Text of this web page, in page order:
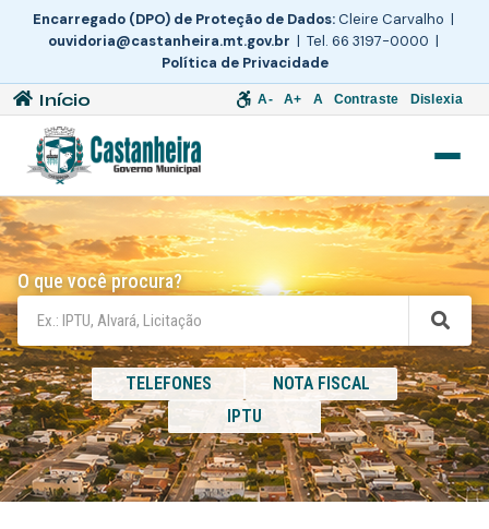
Encarregado (DPO) de Proteção de Dados:Cleire Carvalho |
ouvidoria@castanheira.mt.gov.br | Tel. 66 3197-0000 |
Política de Privacidade
Início A- A+ A Contraste Dislexia
O que você procura?
TELEFONES
NOTA FISCAL
IPTU